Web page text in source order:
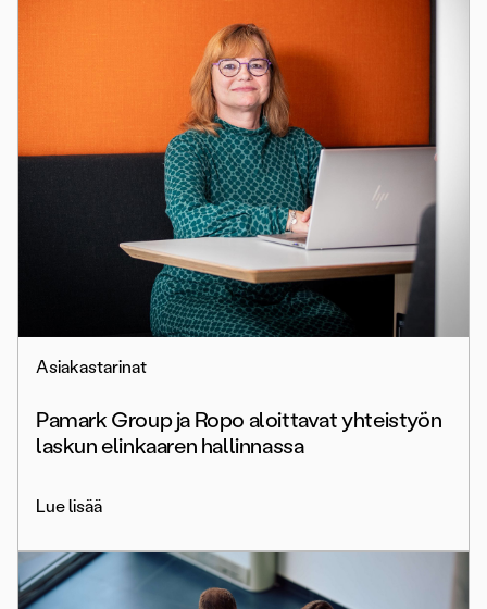
Asiakastarinat
Pamark Group ja Ropo aloittavat yhteistyön
laskun elinkaaren hallinnassa
Lue lisää